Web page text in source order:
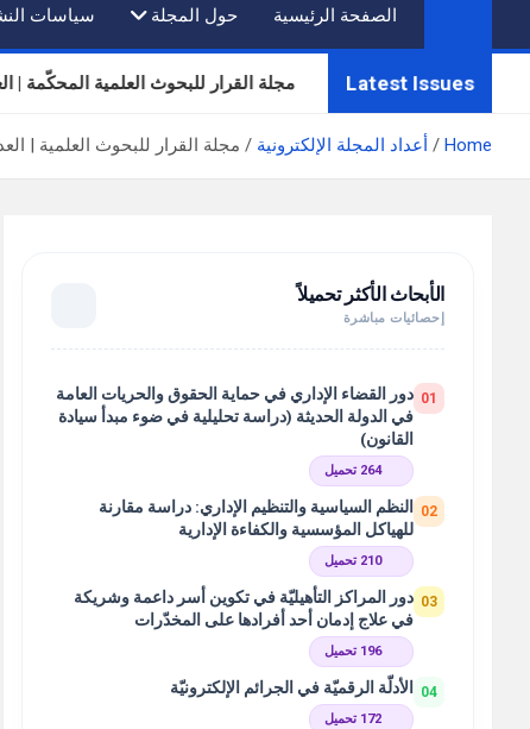
الصفحة الرئيسية حول المجلة سياسات
Latest Issues مجلة القرار للبحوث العلمية المحكّمة | العدد
Home أعداد المجلة الإلكترونية مجلة القرار للبحوث العلمية | العدد 2 | المجلد 1 | شباط (فبراير) 2024 | شعبان
الأبحاث الأكثر تحميلاً
إحصائيات مباشرة
01 دور القضاء الإداري في حماية الحقوق والحريات العامة
في الدولة الحديثة (دراسة تحليلية في ضوء مبدأ سيادة
القانون)
264 تحميل
02
النظم السياسية والتنظيم الإداري: دراسة مقارنة
للهياكل المؤسسية والكفاءة الإدارية
210 تحميل
03 دور المراكز التأهيليّة في تكوين أسر داعمة وشريكة
في علاج إدمان أحد أفرادها على المخدّرات
196 تحميل
04 الأدلّة الرقميّة في الجرائم الإلكترونيّة
172 تحميل